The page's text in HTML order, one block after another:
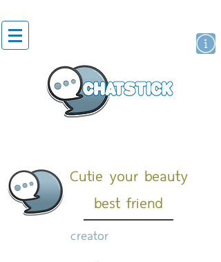
Cutie your beauty
best friend
creator